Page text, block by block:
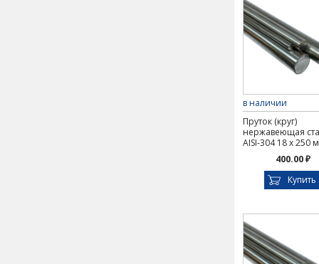
в наличии
Пруток (круг)
нержавеющая
AISI-304 18 х 250
400.00 ₽
Купить